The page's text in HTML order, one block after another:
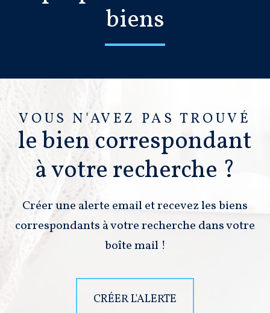
biens
VOUS N'AVEZ PAS TROUVÉ
le bien correspondant
à votre recherche ?
Créer une alerte email et recevez les biens
correspondants à votre recherche dans votre
boîte mail !
CRÉER L'ALERTE